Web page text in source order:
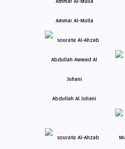
Ammar Al-Mulla
Abdullah Al Juhani